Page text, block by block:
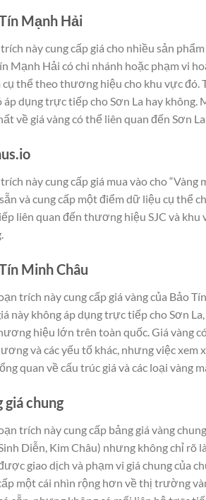
Mạnh Hải
này cung cấp giá cho nhiều sản
Mạnh Hải có chi nhánh hoặc phạm vi
cụ thể theo thương hiệu cho khu vực đó.
áp dụng trực tiếp cho Sơn La hay
về giá vàng có thể liên quan đến Sơn
này cung cấp giá mua vào cho
và cung cấp một điểm dữ liệu cụ thể
liên quan đến thương hiệu SJC và khu
Minh Châu
trích này cung cấp giá vàng của Bảo
này không áp dụng trực tiếp cho Sơn
hiệu lớn trên toàn quốc. Giá vàng
và các yếu tố khác, nhưng việc
quan về cấu trúc giá và các loại vàng
giá chung
trích này cung cấp bảng giá vàng
Diễn, Kim Châu) nhưng không chỉ rõ
giao dịch và phạm vi giá chung của
một cái nhìn rộng hơn về thị trường